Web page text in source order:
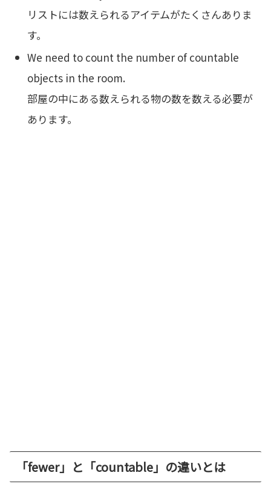
リストには数えられるアイテムがたくさんありま
す。
We need to count the number of countable
objects in the room.
部屋の中にある数えられる物の数を数える必要が
あります。
「fewer」と「countable」の違いとは